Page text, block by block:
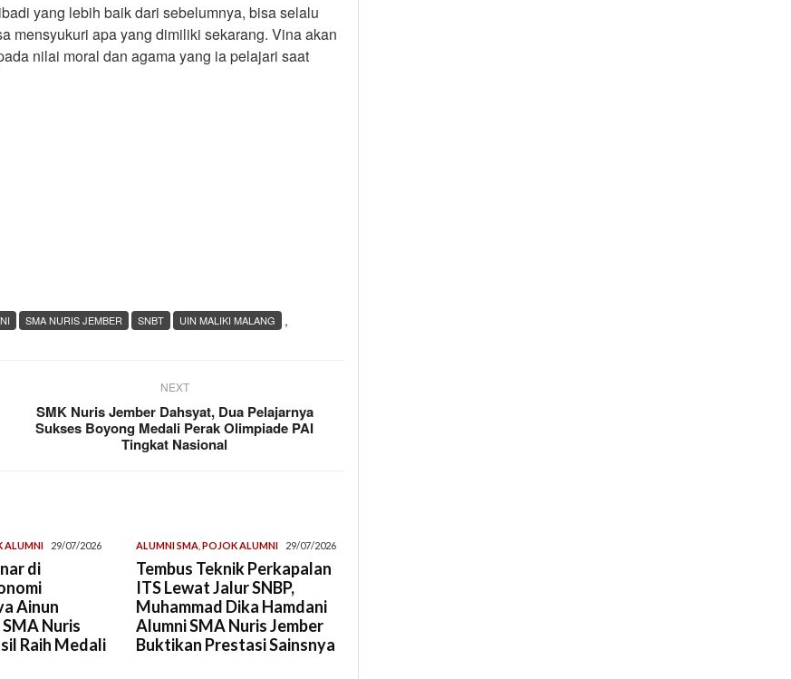
yang lebih baik dari sebelumnya, bisa selalu
mensyukuri apa yang dimiliki sekarang. Vina akan
nilai moral dan agama yang ia pelajari saat
,
SMA NURIS JEMBER SNBT UIN MALIKI MALANG
NEXT
SMK Nuris Jember Dahsyat, Dua Pelajarnya
Sukses Boyong Medali Perak Olimpiade PAI
Tingkat Nasional
ALUMNI 29/07/2026
di
Ainun
Nuris
Raih Medali
ALUMNI SMA ,POJOK ALUMNI 29/07/2026
Tembus Teknik Perkapalan
ITS Lewat Jalur SNBP,
Muhammad Dika Hamdani
Alumni SMA Nuris Jember
Buktikan Prestasi Sainsnya